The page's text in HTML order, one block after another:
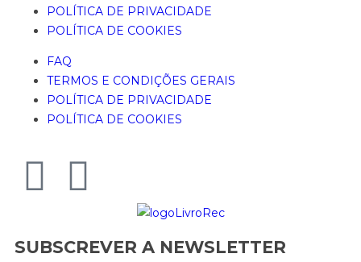
POLÍTICA DE PRIVACIDADE
POLÍTICA DE COOKIES
FAQ
TERMOS E CONDIÇÕES GERAIS
POLÍTICA DE PRIVACIDADE
POLÍTICA DE COOKIES
SUBSCREVER A NEWSLETTER